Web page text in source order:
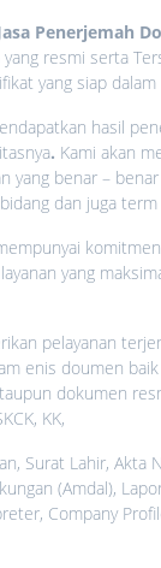
Penerjemah
yang resmi serta
yang siap
hasil
. Kami akan
yang benar –
dan juga term
yang
pelayanan
enis doumen
dokumen
KK,
Surat Lahir, Akta
(Amdal),
Company